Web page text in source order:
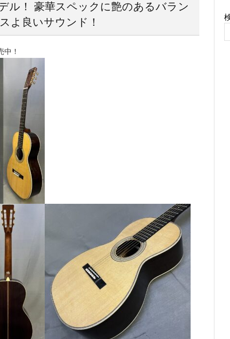
ル！ 豪華スペックに艶のあるバラン
スよ良いサウンド！
中！